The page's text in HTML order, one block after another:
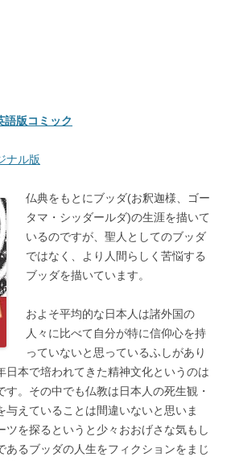
版コミック
ナル版
仏典をもとにブッダ(お釈迦様、ゴー
タマ・シッダールダ)の生涯を描いて
いるのですが、聖人としてのブッダ
ではなく、より人間らしく苦悩する
ブッダを描いています。
およそ平均的な日本人は諸外国の
人々に比べて自分が特に信仰心を持
っていないと思っているふしがあり
日本で培われてきた精神文化というのは
す。その中でも仏教は日本人の死生観・
与えていることは間違いないと思いま
ツを探るというと少々おおげさな気もし
あるブッダの人生をフィクションをまじ